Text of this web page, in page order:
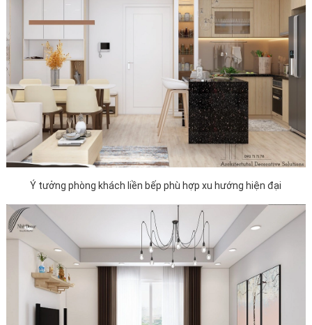
Ý tưởng phòng khách liền bếp phù hợp xu hướng hiện đại